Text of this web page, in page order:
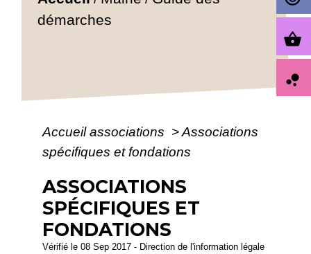
démarches
Accueil associations >Associations
spécifiques et fondations
ASSOCIATIONS
SPÉCIFIQUES ET
FONDATIONS
Vérifié le 08 Sep 2017 - Direction de l'information légale
shopping_basket
bubble_chart